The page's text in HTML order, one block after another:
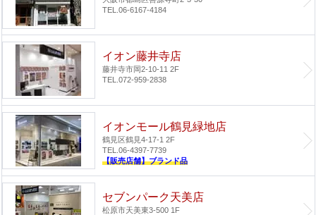
TEL.06-6167-4184
イオン藤井寺店
藤井寺市岡2-10-11 2F
TEL.072-959-2838
イオンモール鶴見緑地店
鶴見区鶴見4-17-1 2F
TEL.06-4397-7739
【販売店舗】ブランド品
セブンパーク天美店
松原市天美東3-500 1F